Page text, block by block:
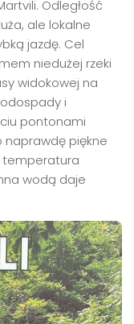
Odległość
ale lokalne
jazdę. Cel
niedużej rzeki
widokowej na
i
pontonami
naprawdę piękne
temperatura
wodą daje